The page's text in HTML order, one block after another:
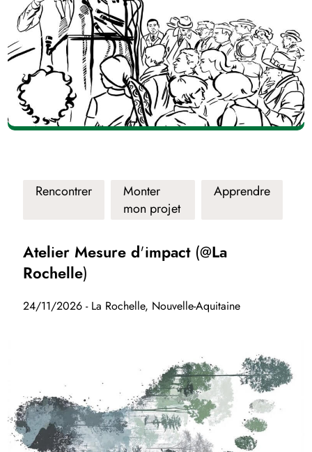
Rencontrer
Monter
mon projet
Apprendre
Atelier Mesure d'impact (@La
Rochelle)
24/11/2026 - La Rochelle, Nouvelle-Aquitaine